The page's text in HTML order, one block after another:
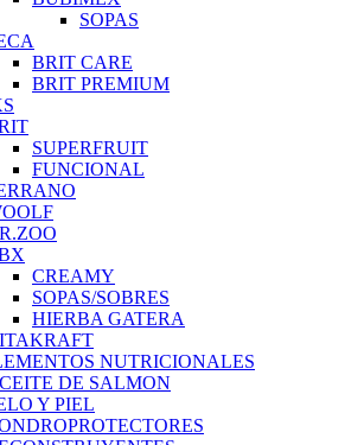
SOPAS
BRIT CARE
BRIT PREMIUM
SUPERFRUIT
FUNCIONAL
CREAMY
SOPAS/SOBRES
HIERBA GATERA
NUTRICIONALES
DE SALMON
Y PIEL